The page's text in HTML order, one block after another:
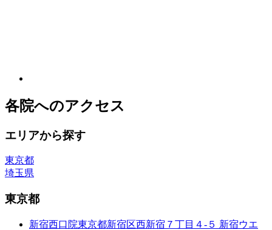
各院へのアクセス
エリアから探す
東京都
埼玉県
東京都
新宿西口院東京都新宿区西新宿７丁目４-５ 新宿ウエ